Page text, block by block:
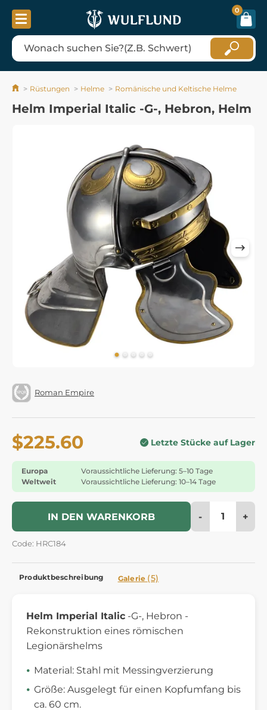
0
Rüstungen Helme Romänische und Keltische Helme
Helm Imperial Italic -G-, Hebron, Helm
Roman Empire
$225.60 Letzte Stücke auf Lager
Europa
Voraussichtliche Lieferung: 5–10 Tage
Weltweit
Voraussichtliche Lieferung: 10–14 Tage
IN DEN WARENKORB - +
Code: HRC184
Produktbeschreibung Galerie (5)
Helm Imperial Italic -G-, Hebron -
Rekonstruktion eines römischen
Legionärshelms
Material: Stahl mit Messingverzierung
Größe: Ausgelegt für einen Kopfumfang bis
ca. 60 cm.